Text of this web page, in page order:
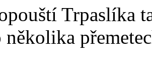
Trpaslíka